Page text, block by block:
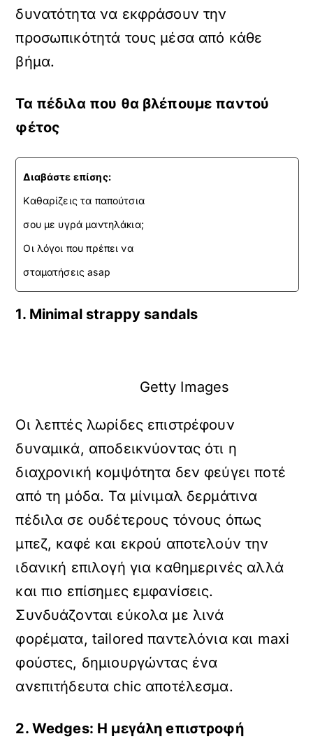
δυνατότητα να εκφράσουν την
προσωπικότητά τους μέσα από κάθε
βήμα.
Τα πέδιλα που θα βλέπουμε παντού
φέτος
Διαβάστε επίσης:
Kαθαρίζεις τα παπούτσια
σου με υγρά μαντηλάκια;
Οι λόγοι που πρέπει να
σταματήσεις asap
1. Minimal strappy sandals
Getty Images
Οι λεπτές λωρίδες επιστρέφουν
δυναμικά, αποδεικνύοντας ότι η
διαχρονική κομψότητα δεν φεύγει ποτέ
από τη μόδα. Τα μίνιμαλ δερμάτινα
πέδιλα σε ουδέτερους τόνους όπως
μπεζ, καφέ και εκρού αποτελούν την
ιδανική επιλογή για καθημερινές αλλά
και πιο επίσημες εμφανίσεις.
Συνδυάζονται εύκολα με λινά
φορέματα, tailored παντελόνια και maxi
φούστες, δημιουργώντας ένα
ανεπιτήδευτα chic αποτέλεσμα.
2. Wedges: Η μεγάλη eπιστροφή